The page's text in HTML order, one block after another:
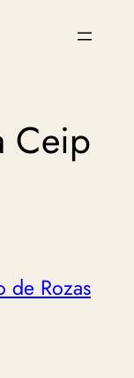
Ceip
de Rozas